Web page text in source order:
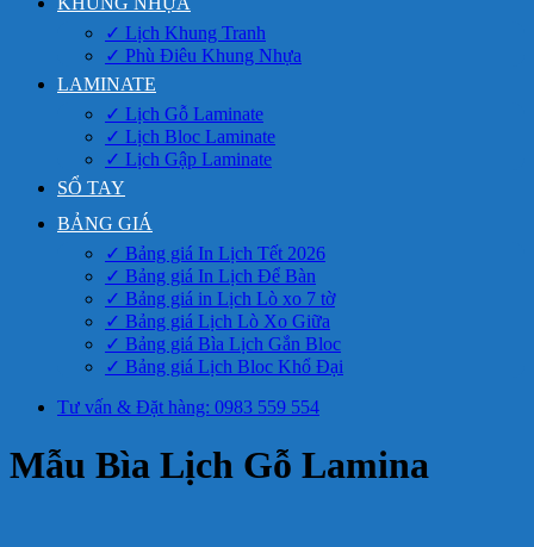
✓ Lịch Khung Tranh
✓ Phù Điêu Khung Nhựa
LAMINATE
✓ Lịch Gỗ Laminate
✓ Lịch Bloc Laminate
✓ Lịch Gập Laminate
SỔ TAY
BẢNG GIÁ
✓ Bảng giá In Lịch Tết 2026
✓ Bảng giá In Lịch Để Bàn
✓ Bảng giá in Lịch Lò xo 7 tờ
✓ Bảng giá Lịch Lò Xo Giữa
✓ Bảng giá Bìa Lịch Gắn Bloc
✓ Bảng giá Lịch Bloc Khổ Đại
Tư vấn & Đặt hàng: 0983 559 554
Mẫu Bìa Lịch Gỗ Lamina